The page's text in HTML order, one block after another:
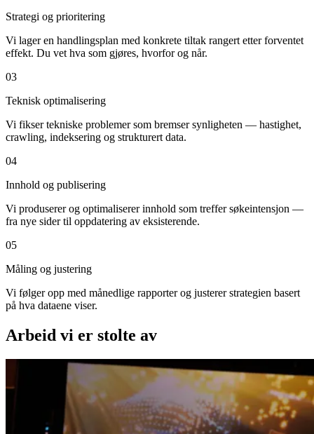
Strategi og prioritering
Vi lager en handlingsplan med konkrete tiltak rangert etter forventet
effekt. Du vet hva som gjøres, hvorfor og når.
03
Teknisk optimalisering
Vi fikser tekniske problemer som bremser synligheten — hastighet,
crawling, indeksering og strukturert data.
04
Innhold og publisering
Vi produserer og optimaliserer innhold som treffer søkeintensjon —
fra nye sider til oppdatering av eksisterende.
05
Måling og justering
Vi følger opp med månedlige rapporter og justerer strategien basert
på hva dataene viser.
Arbeid vi er stolte av